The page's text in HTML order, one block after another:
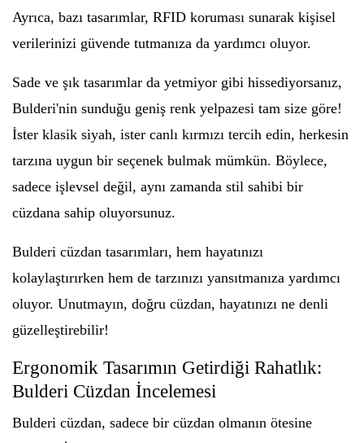
Ayrıca, bazı tasarımlar, RFID koruması sunarak kişisel
verilerinizi güvende tutmanıza da yardımcı oluyor.
Sade ve şık tasarımlar da yetmiyor gibi hissediyorsanız,
Bulderi'nin sunduğu geniş renk yelpazesi tam size göre!
İster klasik siyah, ister canlı kırmızı tercih edin, herkesin
tarzına uygun bir seçenek bulmak mümkün. Böylece,
sadece işlevsel değil, aynı zamanda stil sahibi bir
cüzdana sahip oluyorsunuz.
Bulderi cüzdan tasarımları, hem hayatınızı
kolaylaştırırken hem de tarzınızı yansıtmanıza yardımcı
oluyor. Unutmayın, doğru cüzdan, hayatınızı ne denli
güzelleştirebilir!
Ergonomik Tasarımın Getirdiği Rahatlık:
Bulderi Cüzdan İncelemesi
Bulderi cüzdan, sadece bir cüzdan olmanın ötesine